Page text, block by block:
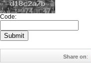
Code:
Share on: